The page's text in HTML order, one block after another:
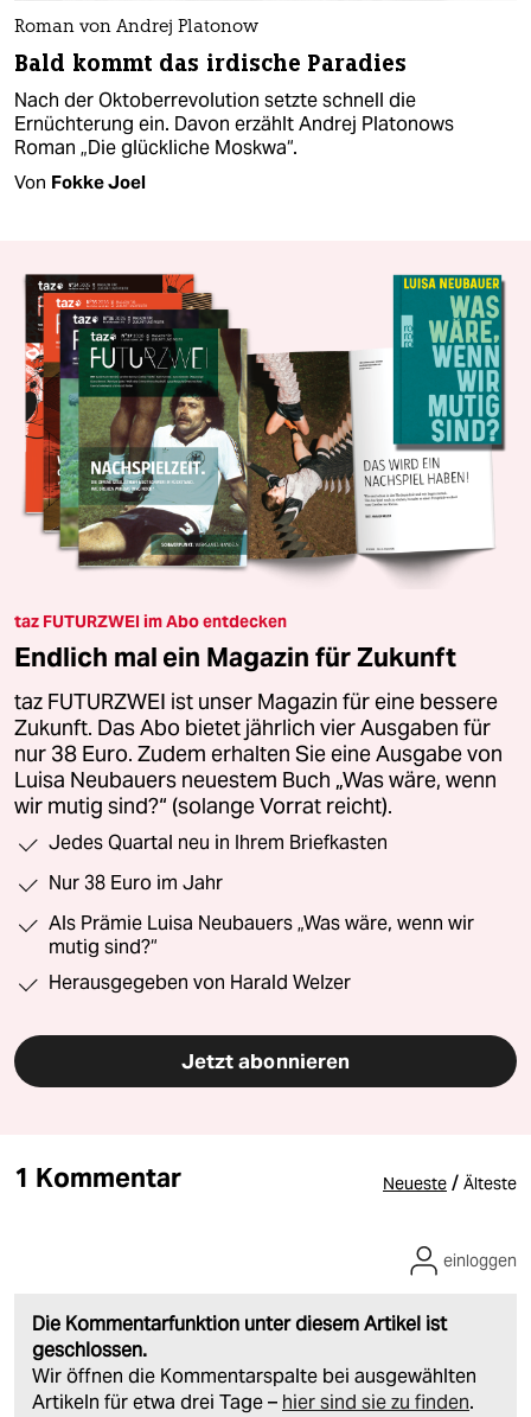
Roman von Andrej Platonow
Bald kommt das irdische Paradies
Nach der Oktoberrevolution setzte schnell die
Ernüchterung ein. Davon erzählt Andrej Platonows
Roman „Die glückliche Moskwa“.
Von Fokke Joel
taz FUTURZWEI im Abo entdecken
Endlich mal ein Magazin für Zukunft
taz FUTURZWEI ist unser Magazin für eine bessere
Zukunft. Das Abo bietet jährlich vier Ausgaben für
nur 38 Euro. Zudem erhalten Sie eine Ausgabe von
Luisa Neubauers neuestem Buch „Was wäre, wenn
wir mutig sind?“ (solange Vorrat reicht).
Jedes Quartal neu in Ihrem Briefkasten
Nur 38 Euro im Jahr
Als Prämie Luisa Neubauers „Was wäre, wenn wir
mutig sind?“
Herausgegeben von Harald Welzer
Jetzt abonnieren
1 Kommentar Neueste / Älteste
Die Kommentarfunktion unter diesem Artikel ist
geschlossen.
Wir öffnen die Kommentarspalte bei ausgewählten
Artikeln für etwa drei Tage – hier sind sie zu finden.
einloggen